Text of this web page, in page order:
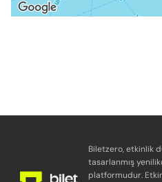
Biletzero, etkinlik
tasarlanmış
platformudur.